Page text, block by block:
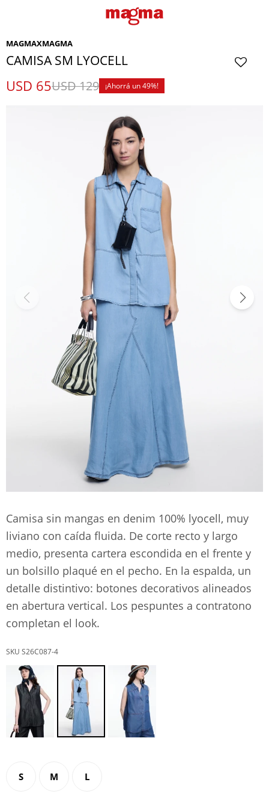
MAGMAXMAGMA
CAMISA SM LYOCELL
USD 65USD129 49
Camisa sin mangas en denim 100% lyocell, muy
liviano con caída fluida. De corte recto y largo
medio, presenta cartera escondida en el frente y
un bolsillo plaqué en el pecho. En la espalda, un
detalle distintivo: botones decorativos alineados
en abertura vertical. Los pespuntes a contratono
completan el look.
S26C087-4
S M L